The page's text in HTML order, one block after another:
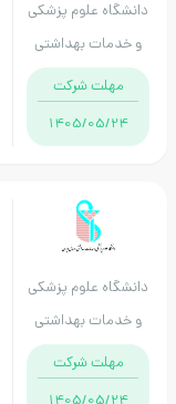
دانشگاه علوم پزشکی
و خدمات بهداشتی
درمانی ایران
مهلت شرکت
1405/05/24
دانشگاه علوم پزشکی
و خدمات بهداشتی
درمانی ایران
مهلت شرکت